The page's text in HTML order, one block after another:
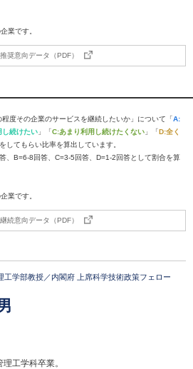
業です。
推奨意向データ（PDF）
度その企業のサービスを継続したいか」について「A:
し続けたい 」「C:あまり利用し続けたくない 」「D:全く
してもらい比率を算出しています。
、B=6-8回答、C=3-5回答、D=1-2回答として割合を算
業です。
継続意向データ（PDF）
工学部教授／内閣府 上席科学技術政策フェロー
工学科卒業。